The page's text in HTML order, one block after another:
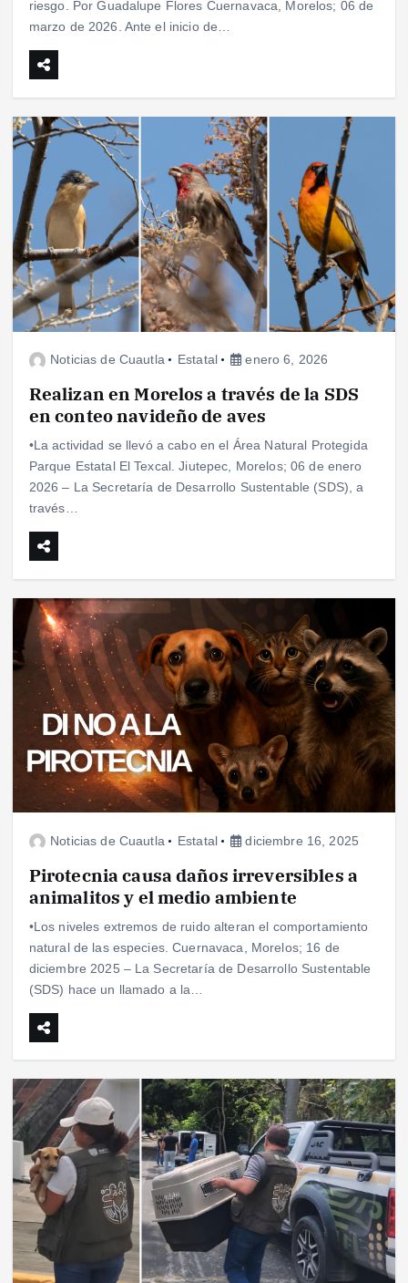
riesgo. Por Guadalupe Flores Cuernavaca, Morelos; 06 de
marzo de 2026. Ante el inicio de…
Noticias de Cuautla Estatal enero 6, 2026
Realizan en Morelos a través de la SDS
en conteo navideño de aves
•La actividad se llevó a cabo en el Área Natural Protegida
Parque Estatal El Texcal. Jiutepec, Morelos; 06 de enero
2026 – La Secretaría de Desarrollo Sustentable (SDS), a
través…
Noticias de Cuautla Estatal diciembre 16, 2025
Pirotecnia causa daños irreversibles a
animalitos y el medio ambiente
•Los niveles extremos de ruido alteran el comportamiento
natural de las especies. Cuernavaca, Morelos; 16 de
diciembre 2025 – La Secretaría de Desarrollo Sustentable
(SDS) hace un llamado a la…